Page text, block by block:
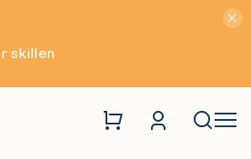
skillen